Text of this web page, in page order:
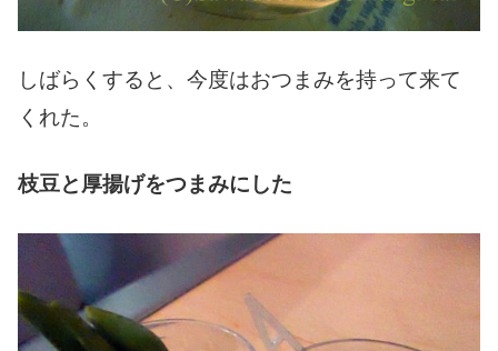
しばらくすると、今度はおつまみを持って来て
くれた。
枝豆と厚揚げをつまみにした